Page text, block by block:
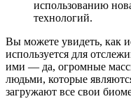
использованию
технологий.
Вы можете увидеть, как
используется для
ими — да, огромные
людьми, которые
загружают все свои